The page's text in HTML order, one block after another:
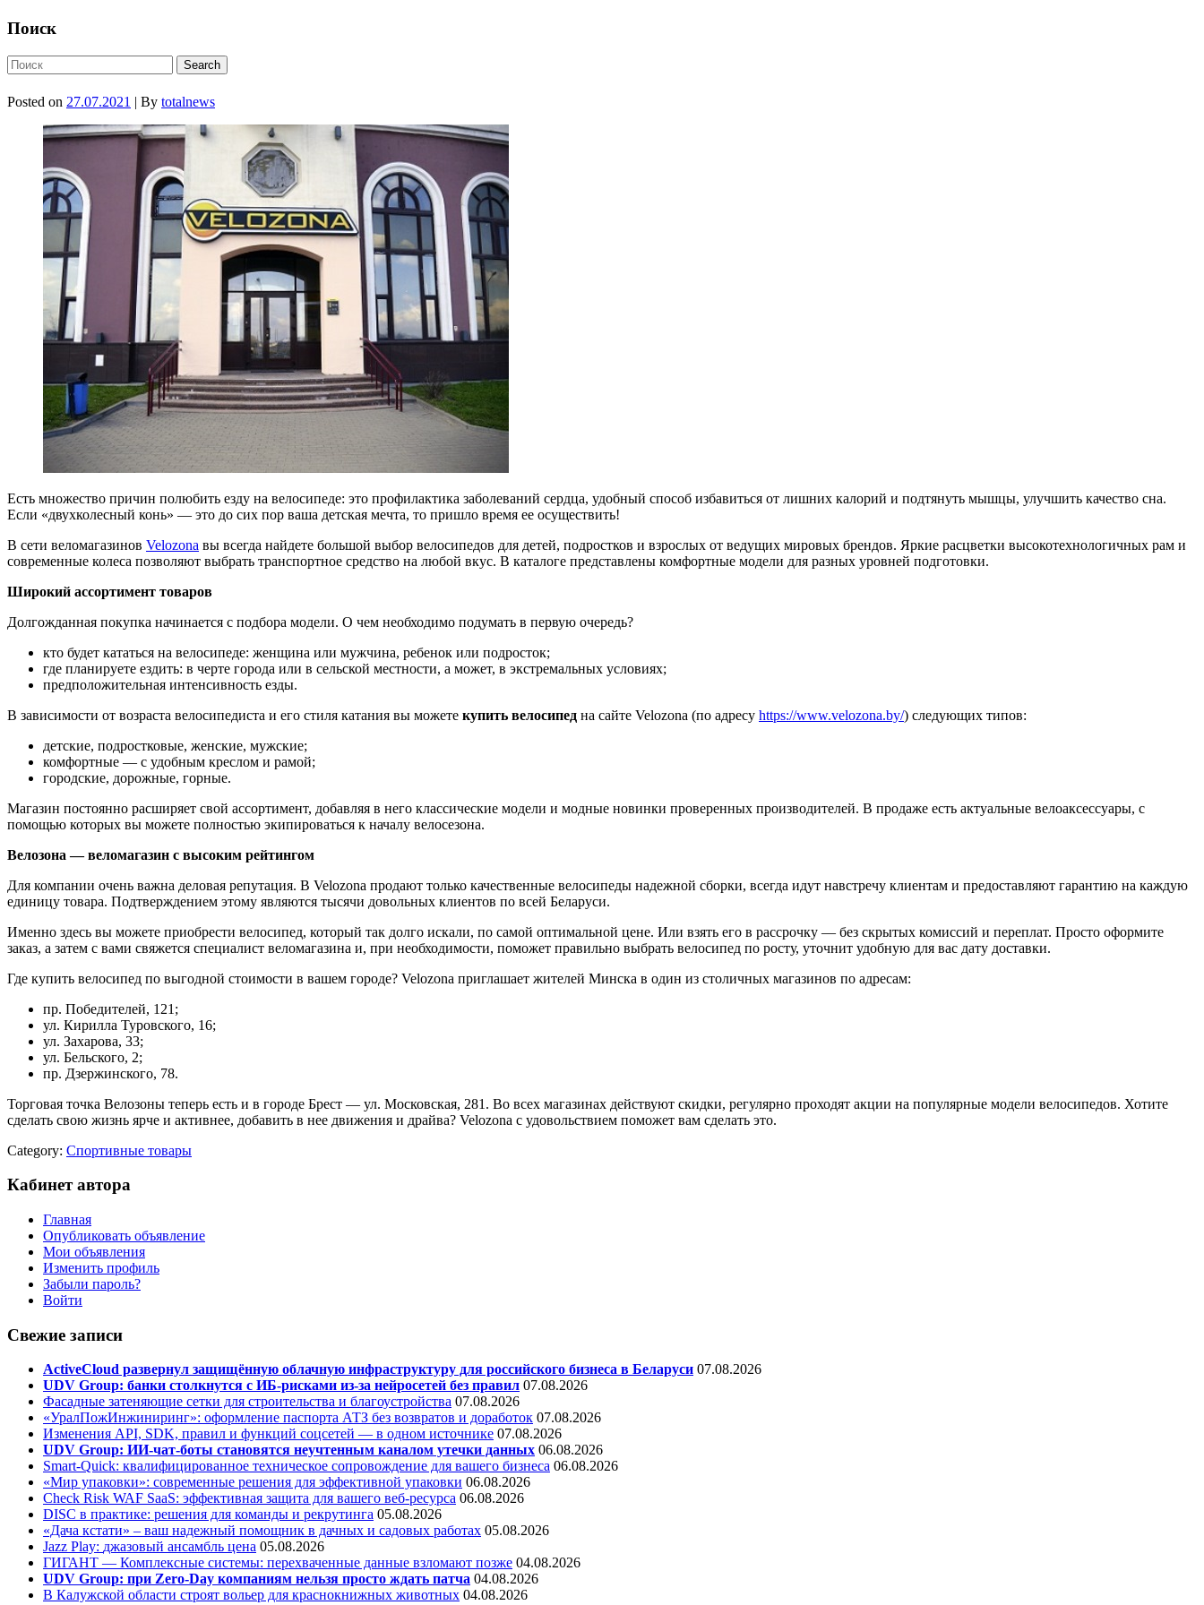
Поиск
Posted on 27.07.2021 | By totalnews
Есть множество причин полюбить езду на велосипеде: это профилактика заболеваний сердца, удобный способ избавиться от лишних калорий и подтянуть мышцы, улучшить качество сна.
Если «двухколесный конь» — это до сих пор ваша детская мечта, то пришло время ее осуществить!
В сети веломагазинов Velozona вы всегда найдете большой выбор велосипедов для детей, подростков и взрослых от ведущих мировых брендов. Яркие расцветки высокотехнологичных рам и
современные колеса позволяют выбрать транспортное средство на любой вкус. В каталоге представлены комфортные модели для разных уровней подготовки.
Широкий ассортимент товаров
Долгожданная покупка начинается с подбора модели. О чем необходимо подумать в первую очередь?
кто будет кататься на велосипеде: женщина или мужчина, ребенок или подросток;
где планируете ездить: в черте города или в сельской местности, а может, в экстремальных условиях;
предположительная интенсивность езды.
В зависимости от возраста велосипедиста и его стиля катания вы можете купить велосипед на сайте Velozona (по адресу https://www.velozona.by/) следующих типов:
детские, подростковые, женские, мужские;
комфортные — с удобным креслом и рамой;
городские, дорожные, горные.
Магазин постоянно расширяет свой ассортимент, добавляя в него классические модели и модные новинки проверенных производителей. В продаже есть актуальные велоаксессуары, с
помощью которых вы можете полностью экипироваться к началу велосезона.
Велозона — веломагазин с высоким рейтингом
Для компании очень важна деловая репутация. В Velozona продают только качественные велосипеды надежной сборки, всегда идут навстречу клиентам и предоставляют гарантию на каждую
единицу товара. Подтверждением этому являются тысячи довольных клиентов по всей Беларуси.
Именно здесь вы можете приобрести велосипед, который так долго искали, по самой оптимальной цене. Или взять его в рассрочку — без скрытых комиссий и переплат. Просто оформите
заказ, а затем с вами свяжется специалист веломагазина и, при необходимости, поможет правильно выбрать велосипед по росту, уточнит удобную для вас дату доставки.
Где купить велосипед по выгодной стоимости в вашем городе? Velozona приглашает жителей Минска в один из столичных магазинов по адресам:
пр. Победителей, 121;
ул. Кирилла Туровского, 16;
ул. Захарова, 33;
ул. Бельского, 2;
пр. Дзержинского, 78.
Торговая точка Велозоны теперь есть и в городе Брест — ул. Московская, 281. Во всех магазинах действуют скидки, регулярно проходят акции на популярные модели велосипедов. Хотите
сделать свою жизнь ярче и активнее, добавить в нее движения и драйва? Velozona с удовольствием поможет вам сделать это.
Category: Спортивные товары
Кабинет автора
Главная
Опубликовать объявление
Мои объявления
Изменить профиль
Забыли пароль?
Войти
Свежие записи
ActiveCloud развернул защищённую облачную инфраструктуру для российского бизнеса в Беларуси 07.08.2026
UDV Group: банки столкнутся с ИБ-рисками из-за нейросетей без правил 07.08.2026
Фасадные затеняющие сетки для строительства и благоустройства 07.08.2026
«УралПожИнжиниринг»: оформление паспорта АТЗ без возвратов и доработок 07.08.2026
Изменения API, SDK, правил и функций соцсетей — в одном источнике 07.08.2026
UDV Group: ИИ-чат-боты становятся неучтенным каналом утечки данных 06.08.2026
Smart-Quick: квалифицированное техническое сопровождение для вашего бизнеса 06.08.2026
«Мир упаковки»: современные решения для эффективной упаковки 06.08.2026
Check Risk WAF SaaS: эффективная защита для вашего веб-ресурса 06.08.2026
DISC в практике: решения для команды и рекрутинга 05.08.2026
«Дача кстати» – ваш надежный помощник в дачных и садовых работах 05.08.2026
Jazz Play: джазовый ансамбль цена 05.08.2026
ГИГАНТ — Комплексные системы: перехваченные данные взломают позже 04.08.2026
UDV Group: при Zero-Day компаниям нельзя просто ждать патча 04.08.2026
В Калужской области строят вольер для краснокнижных животных 04.08.2026